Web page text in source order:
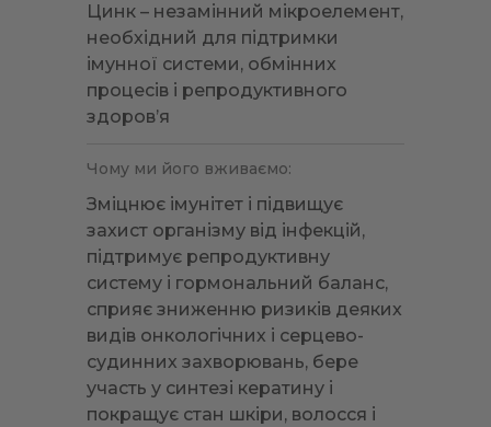
Цинк – незамінний мікроелемент,
необхідний для підтримки
імунної системи, обмінних
процесів і репродуктивного
здоров’я
Чому ми його вживаємо:
Зміцнює імунітет і підвищує
захист організму від інфекцій,
підтримує репродуктивну
систему і гормональний баланс,
сприяє зниженню ризиків деяких
видів онкологічних і серцево-
судинних захворювань, бере
участь у синтезі кератину і
покращує стан шкіри, волосся і